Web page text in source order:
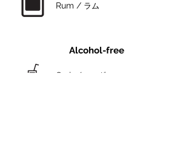
Rum / ラム
Alcohol-free
Soda / ソーダ